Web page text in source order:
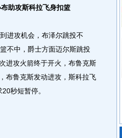
助攻斯科拉飞身扣篮
攻机会，布泽尔跳投不
不中，爵士方面迈尔斯跳投
进攻火箭终于开火，布鲁克斯
布鲁克斯发动进攻，斯科拉飞
秒短暂停。